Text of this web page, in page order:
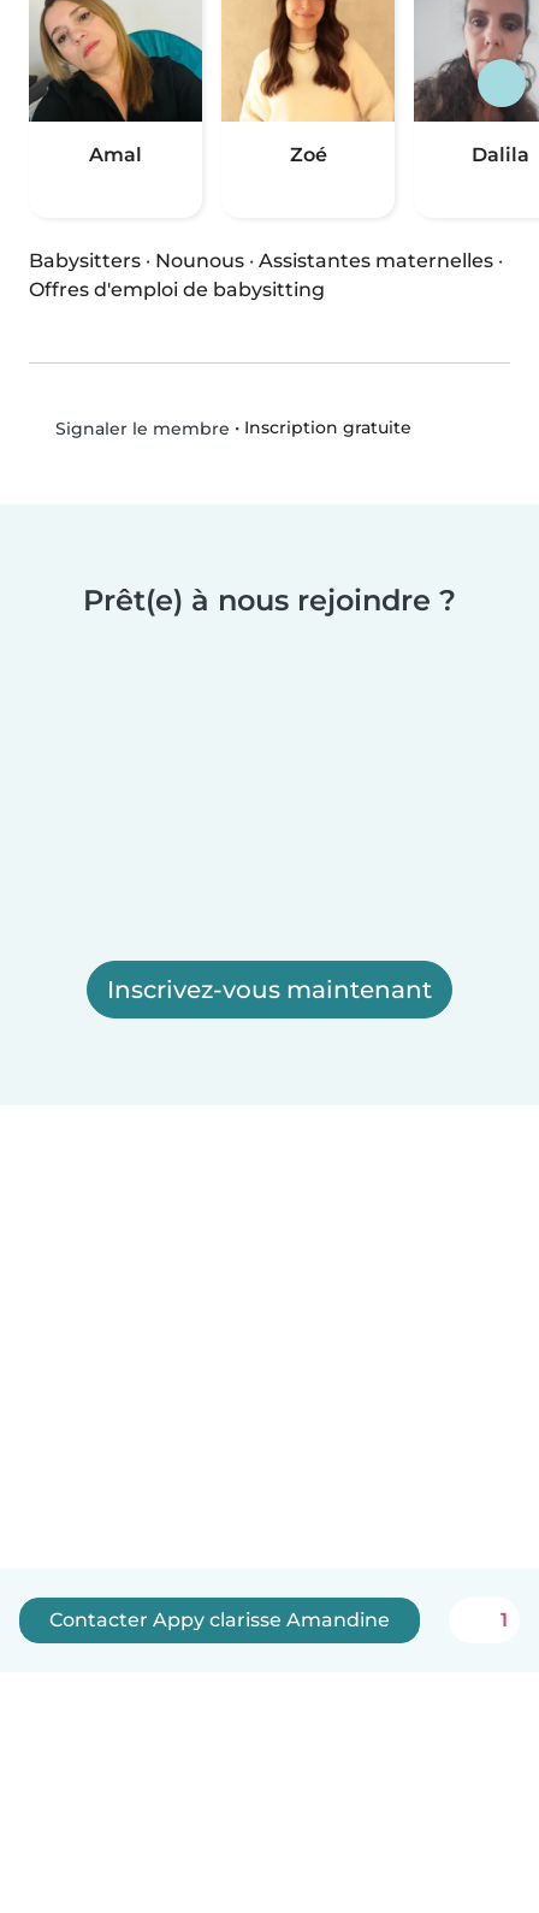
Amal Zoé Dalila
Babysitters · Nounous · Assistantes maternelles ·
Offres d'emploi de babysitting
Signaler le membre • Inscription gratuite
Prêt(e) à nous rejoindre ?
Inscrivez-vous maintenant
Contacter Appy clarisse Amandine 1